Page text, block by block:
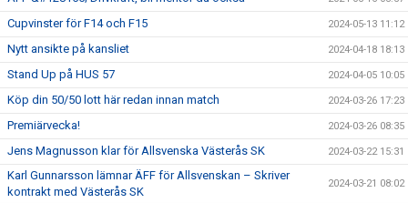
Cupvinster för F14 och F15 2024-05-13 11:12
Nytt ansikte på kansliet 2024-04-18 18:13
Stand Up på HUS 57 2024-04-05 10:05
Köp din 50/50 lott här redan innan match 2024-03-26 17:23
Premiärvecka! 2024-03-26 08:35
Jens Magnusson klar för Allsvenska Västerås SK 2024-03-22 15:31
Karl Gunnarsson lämnar ÄFF för Allsvenskan – Skriver
kontrakt med Västerås SK
2024-03-21 08:02